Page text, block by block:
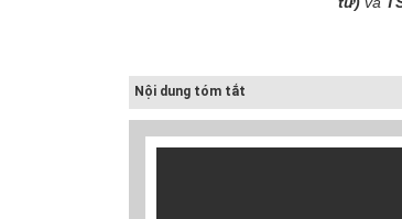
Nội dung tóm tắt